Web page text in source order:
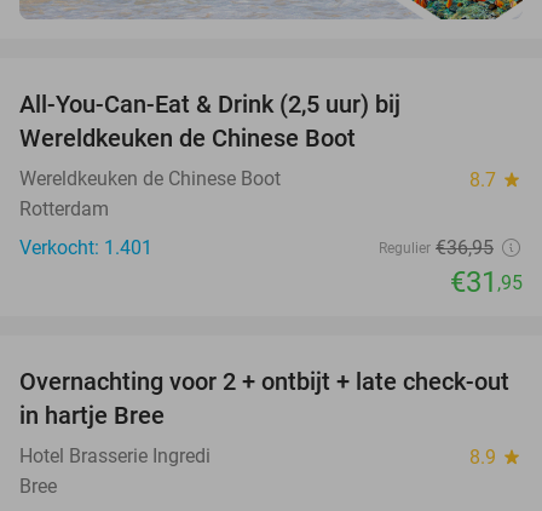
All-You-Can-Eat & Drink (2,5 uur) bij
Wereldkeuken de Chinese Boot
Wereldkeuken de Chinese Boot 8.7 star
Rotterdam
Verkocht: 1.401
Regulier €36,95
€31 ,95
41%
TODAY
Overnachting voor 2 + ontbijt + late check-out
in hartje Bree
Hotel Brasserie Ingredi 8.9 star
Bree